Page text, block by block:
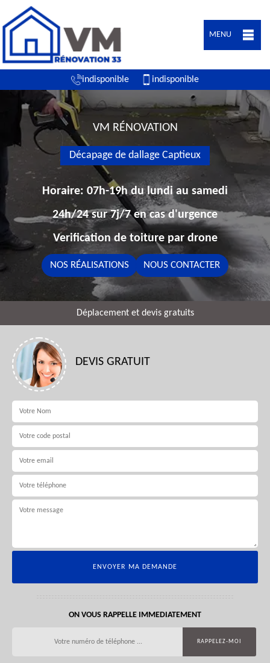
MENU
indisponible indisponible
VM RÉNOVATION
Décapage de dallage Captieux
Horaire: 07h-19h du lundi au samedi
24h/24 sur 7j/7 en cas d'urgence
Verification de toiture par drone
NOS RÉALISATIONS NOUS CONTACTER
Déplacement et devis gratuits
DEVIS GRATUIT
ON VOUS RAPPELLE IMMEDIATEMENT